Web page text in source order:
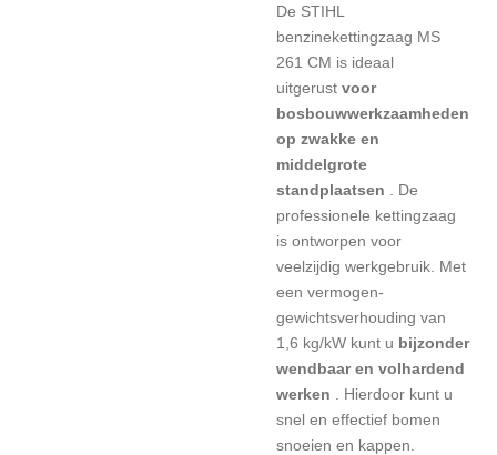
De STIHL
benzinekettingzaag MS
261 CM is ideaal
uitgerust voor
bosbouwwerkzaamheden
op zwakke en
middelgrote
standplaatsen
. De
professionele kettingzaag
is ontworpen voor
veelzijdig werkgebruik. Met
een vermogen-
gewichtsverhouding van
1,6 kg/kW kunt u bijzonder
wendbaar en volhardend
werken
. Hierdoor kunt u
snel en effectief bomen
snoeien en kappen.